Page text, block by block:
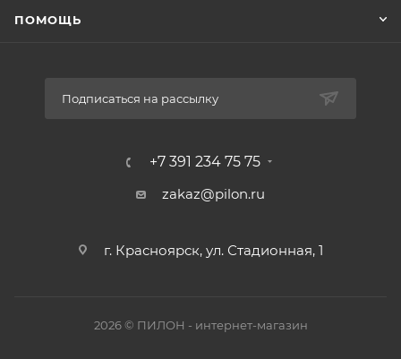
ПОМОЩЬ
Подписаться на рассылку
+7 391 234 75 75
zakaz@pilon.ru
г. Красноярск, ул. Стадионная, 1
2026 © ПИЛОН - интернет-магазин